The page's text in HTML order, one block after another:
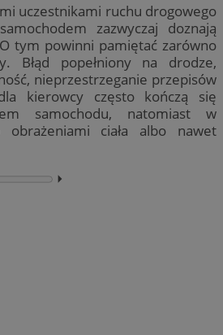
uczestnikami ruchu drogowego
zazwyczaj doznają
tym powinni pamiętać zarówno
Błąd popełniony na drodze,
nieprzestrzeganie przepisów
kierowcy często kończą się
samochodu, natomiast w
obrażeniami ciała albo nawet
⏵︎